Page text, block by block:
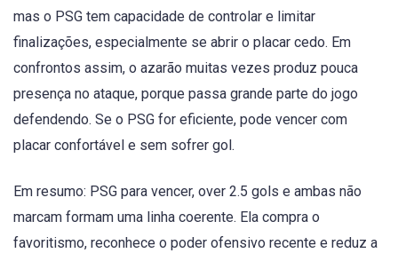
mas o PSG tem capacidade de controlar e limitar
finalizações, especialmente se abrir o placar cedo. Em
confrontos assim, o azarão muitas vezes produz pouca
presença no ataque, porque passa grande parte do jogo
defendendo. Se o PSG for eficiente, pode vencer com
placar confortável e sem sofrer gol.
Em resumo: PSG para vencer, over 2.5 gols e ambas não
marcam formam uma linha coerente. Ela compra o
favoritismo, reconhece o poder ofensivo recente e reduz a